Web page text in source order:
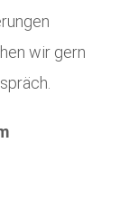
wir gern